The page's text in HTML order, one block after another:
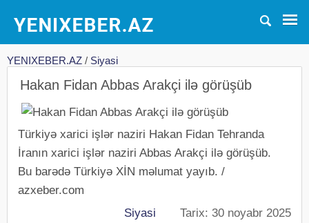
YENIXEBER.AZ / Siyasi
Hakan Fidan Abbas Arakçi ilə görüşüb
Türkiyə xarici işlər naziri Hakan Fidan Tehranda
İranın xarici işlər naziri Abbas Arakçi ilə görüşüb.
Bu barədə Türkiyə XİN məlumat yayıb. /
azxeber.com
Siyasi Tarix: 30 noyabr 2025